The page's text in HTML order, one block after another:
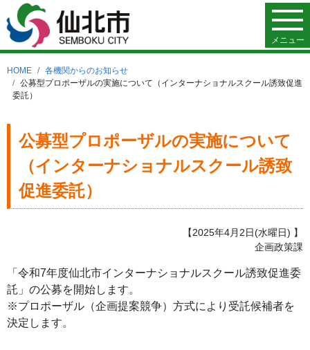
メニュー
HOME
各機関からのお知らせ
公募型プロポーザルの実施について（インターナショナルスクール誘致促進
委託）
公募型プロポーザルの実施について
（インターナショナルスクール誘致
促進委託）
【2025年4月2日(水曜日) 】
企画政策課
「令和7年度仙北市インターナショナルスクール誘致促進委
託」の公募を開始します。
※プロポーザル（企画提案競争）方式により受託候補者を
決定します。